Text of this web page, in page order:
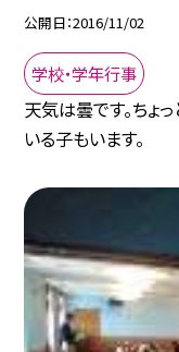
公開日 2016/11/02
学校・学年行事
天気は曇です。ちょ
いる子もいます。